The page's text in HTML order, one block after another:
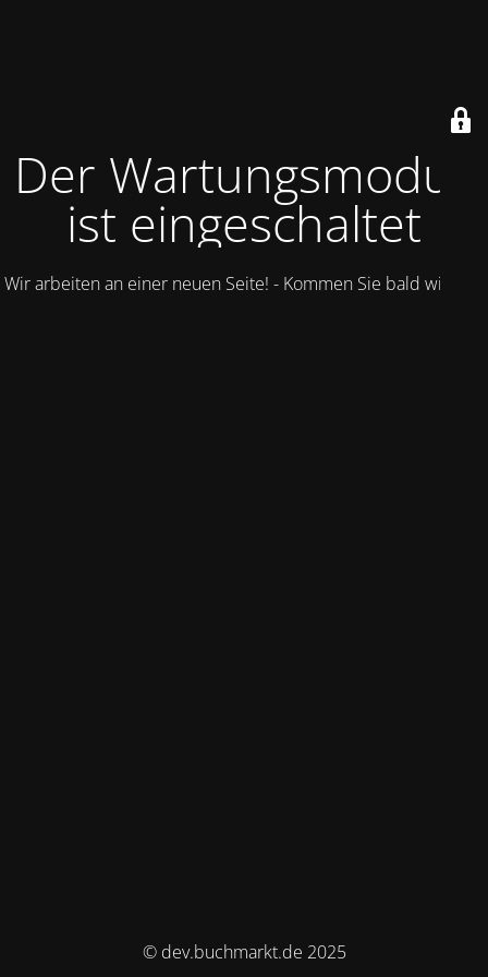
Der Wartungsmodus
ist eingeschaltet
Wir arbeiten an einer neuen Seite! - Kommen Sie bald wieder.
© dev.buchmarkt.de 2025